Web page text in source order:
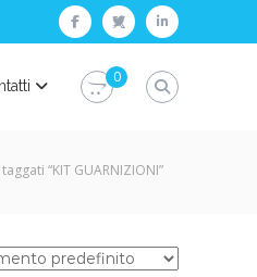
facebooktwitterlinkedin
0
“KIT GUARNIZIONI”